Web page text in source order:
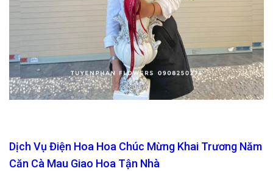
Dịch Vụ Điện Hoa Hoa Chúc Mừng Khai Trương Năm
Căn Cà Mau Giao Hoa Tận Nhà